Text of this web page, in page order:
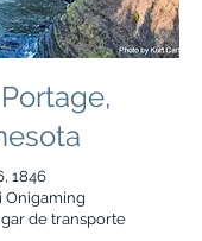
1846
Onigaming
de transporte